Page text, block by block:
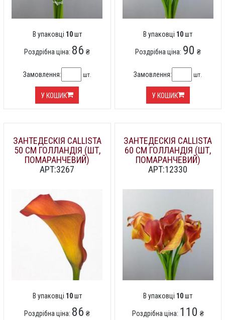
В упаковці 10шт
Роздрібна ціна: 86 ₴
Замовлення: шт.
У КОШИК
В упаковці 10шт
Роздрібна ціна: 90 ₴
Замовлення: шт.
У КОШИК
ЗАНТЕДЕСКІЯ CALLISTA
50 СМ ГОЛЛАНДІЯ (ШТ,
ПОМАРАНЧЕВИЙ)
АРТ:3267
В упаковці 10шт
Роздрібна ціна: 86 ₴
ЗАНТЕДЕСКІЯ CALLISTA
60 СМ ГОЛЛАНДІЯ (ШТ,
ПОМАРАНЧЕВИЙ)
АРТ:12330
В упаковці 10шт
Роздрібна ціна: 110 ₴